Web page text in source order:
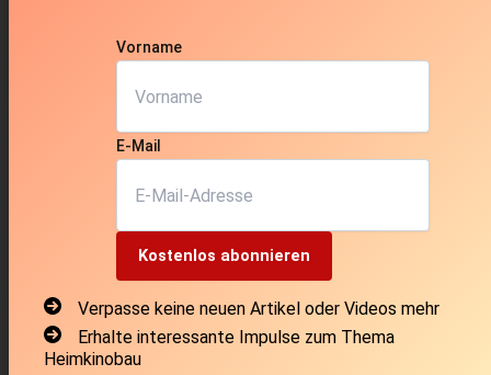
Vorname
E-Mail
Kostenlos abonnieren
Verpasse keine neuen Artikel oder Videos mehr
Erhalte interessante Impulse zum Thema
Heimkinobau